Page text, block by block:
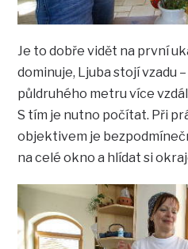
Je to dobře vidět na první
dominuje, Ljuba stojí vzadu
půldruhého metru více
S tím je nutno počítat. Při
objektivem je
na celé okno a hlídat si